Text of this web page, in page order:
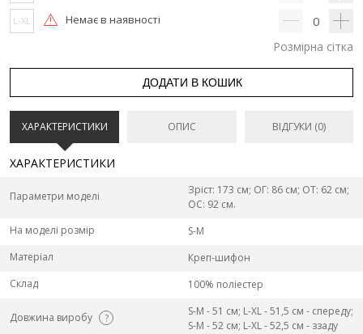
L-XL Немає в наявності 0
Розмірна сітка
ДОДАТИ В КОШИК
ХАРАКТЕРИСТИКИ ОПИС ВІДГУКИ (0)
ХАРАКТЕРИСТИКИ
Параметри моделі
Зріст: 173 см; ОГ: 86 см; ОТ: 62 см;
ОС: 92 см.
На моделі розмір
S-M
Матеріал
Креп-шифон
Склад
100% поліестер
Довжина виробу ?
S-M - 51 см; L-ХL - 51,5 см - спереду;
S-M - 52 см; L-ХL - 52,5 см - ззаду